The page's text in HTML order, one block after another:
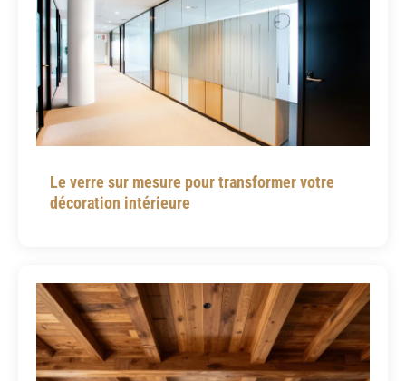
Le verre sur mesure pour transformer votre
décoration intérieure